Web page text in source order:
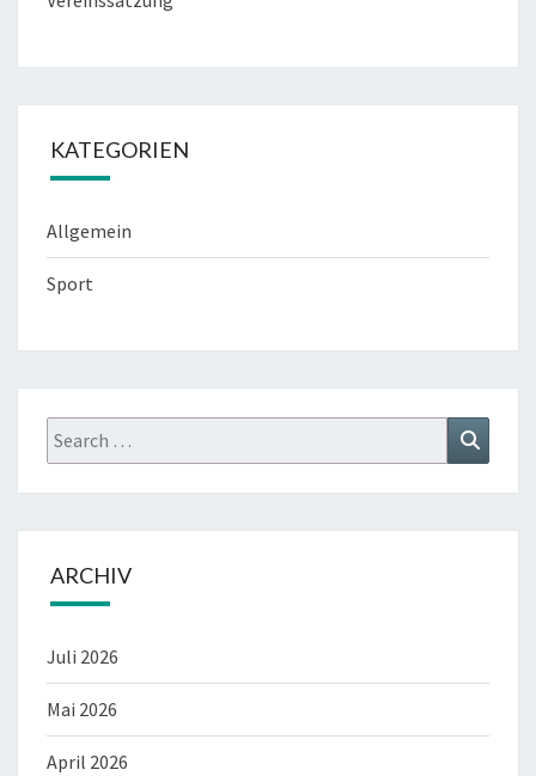
KATEGORIEN
Allgemein
Sport
Search
for:
ARCHIV
Juli 2026
Mai 2026
April 2026